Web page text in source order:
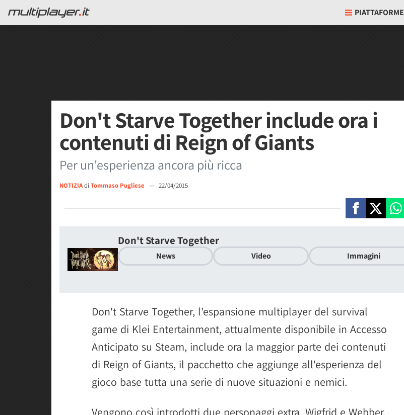
PIATTAFORME
Don't Starve Together include ora i
contenuti di Reign of Giants
Per un'esperienza ancora più ricca
NOTIZIAdi Tommaso Pugliese — 22/04/2015
Don't Starve Together
News Video Immagini
Don't Starve Together, l'espansione multiplayer del survival
game di Klei Entertainment, attualmente disponibile in Accesso
Anticipato su Steam, include ora la maggior parte dei contenuti
di Reign of Giants, il pacchetto che aggiunge all'esperienza del
gioco base tutta una serie di nuove situazioni e nemici.
Vengono così introdotti due personaggi extra, Wigfrid e Webber,